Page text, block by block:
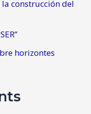
construcción del
horizontes